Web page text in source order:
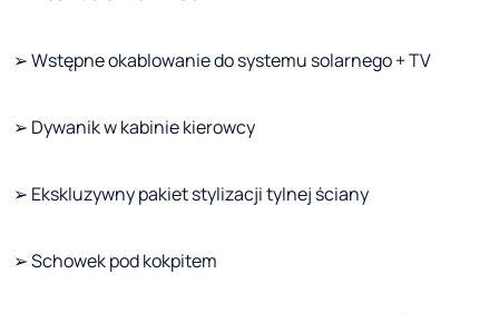
➢ Wstępne okablowanie do systemu solarnego + TV
➢ Dywanik w kabinie kierowcy
➢ Ekskluzywny pakiet stylizacji tylnej ściany
➢ Schowek pod kokpitem